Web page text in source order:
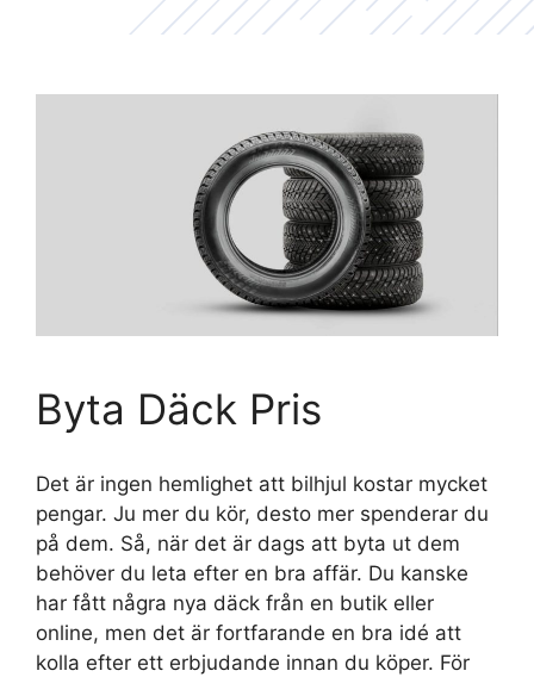
Byta Däck Pris
Det är ingen hemlighet att bilhjul kostar mycket
pengar. Ju mer du kör, desto mer spenderar du
på dem. Så, när det är dags att byta ut dem
behöver du leta efter en bra affär. Du kanske
har fått några nya däck från en butik eller
online, men det är fortfarande en bra idé att
kolla efter ett erbjudande innan du köper. För